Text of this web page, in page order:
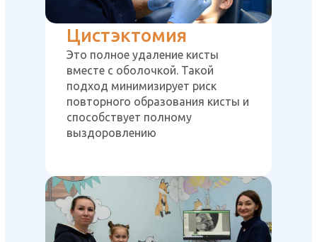
Цистэктомия
Это полное удаление кисты
вместе с оболочкой. Такой
подход минимизирует риск
повторного образования кисты и
способствует полному
выздоровлению